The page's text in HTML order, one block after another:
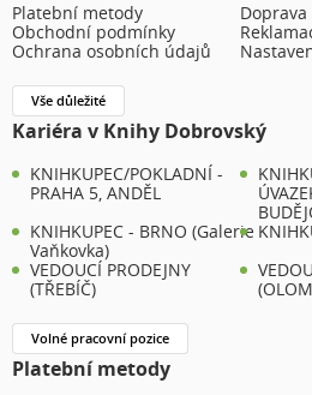
Platební metody
Doprava
Obchodní podmínky
Ochrana osobních údajů
Vše důležité
Kariéra v Knihy Dobrovský
KNIHKUPEC/POKLADNÍ -
PRAHA 5, ANDĚL
KNIHKUPEC - BRNO (Galerie
Vaňkovka)
VEDOUCÍ PRODEJNY
(TŘEBÍČ)
Volné pracovní pozice
Platební metody